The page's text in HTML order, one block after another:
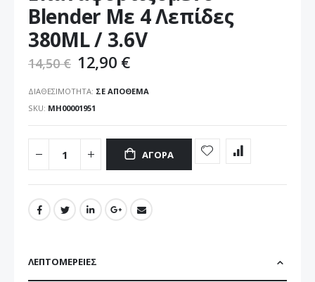
συλλογής
εικόνων
Blender Με 4 Λεπίδες
380ML / 3.6V
14,50 € 12,90 €
ΔΙΑΘΕΣΙΜΌΤΗΤΑ: ΣΕ ΑΠΌΘΕΜΑ
SKU ΜΗ00001951
ΑΓΟΡΆ
ΛΕΠΤΟΜΈΡΕΙΕΣ